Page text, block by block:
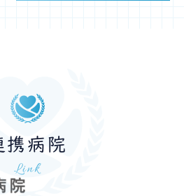
携病院
Link